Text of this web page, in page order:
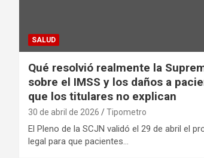
SALUD
Qué resolvió realmente la
sobre el IMSS y los daños a
que los titulares no explican
30 de abril de 2026 Tipometro
El Pleno de la SCJN validó el 29 de abril el
legal para que pacientes…